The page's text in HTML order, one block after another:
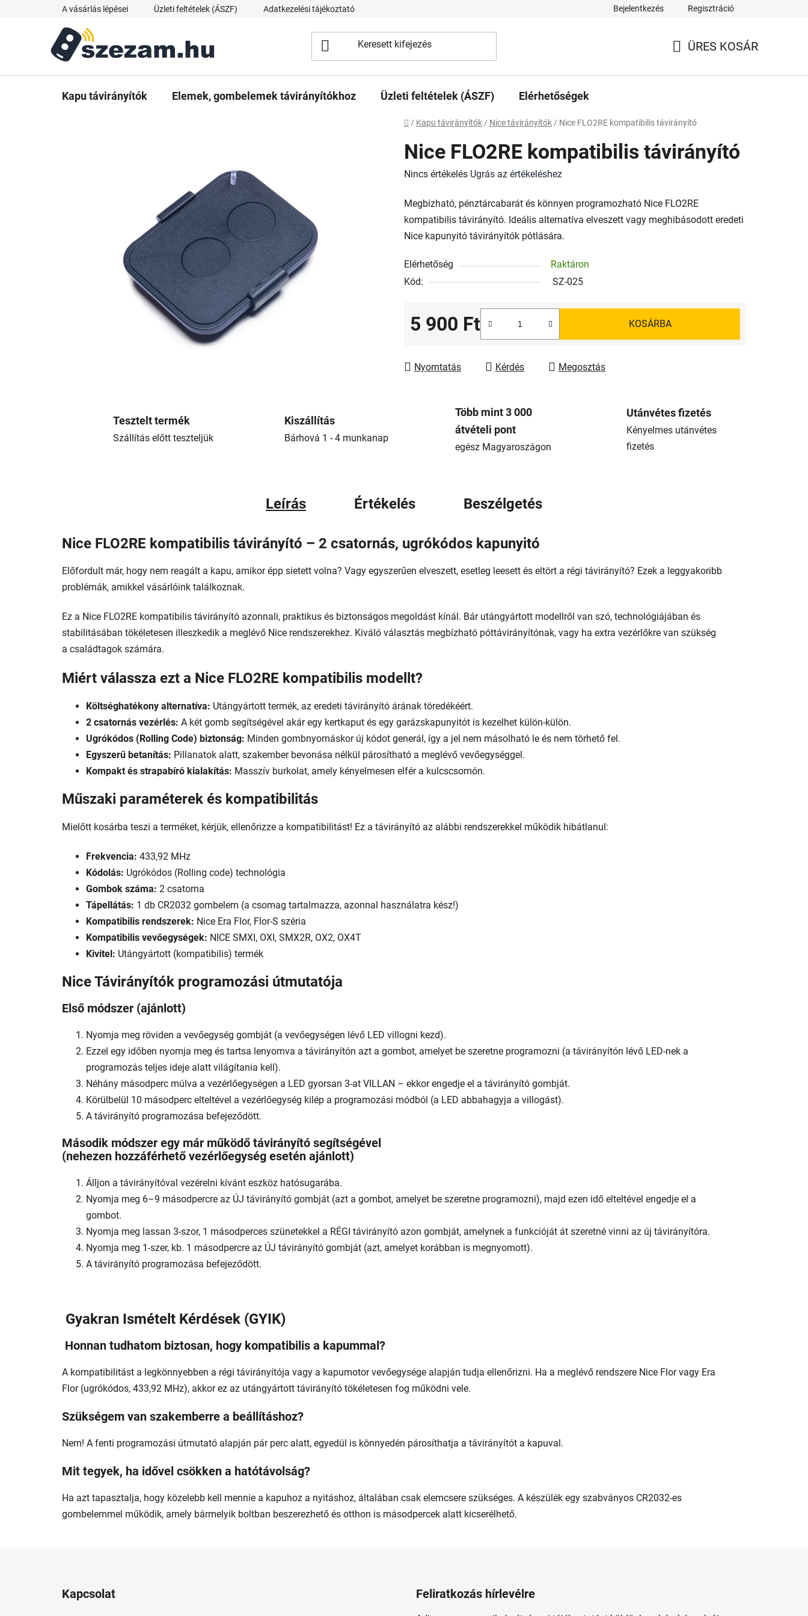
A vásárlás lépései Üzleti feltételek (ÁSZF) Adatkezelési tájékoztató Bejelentkezés Regisztráció
ÜRES KOSÁR
Kapu távirányítók Elemek, gombelemek távirányítókhoz Üzleti feltételek (ÁSZF) Elérhetőségek
Kezdőlap
/ Kapu távirányítók / Nice távirányítók / Nice FLO2RE kompatibilis távirányító
Nice FLO2RE kompatibilis távirányító
A
átlagos
értékelése
5-
0,0
csillag.
Nincs értékelés Ugrás az értékeléshez
Megbízható, pénztárcabarát és könnyen programozható Nice FLO2RE
kompatibilis távirányító. Ideális alternatíva elveszett vagy meghibásodott eredeti
Nice kapunyitó távirányítók pótlására.
Elérhetőség
Raktáron
Kód:
SZ-025
5 900 Ft KOSÁRBA
Nyomtatás Kérdés Megosztás
Tesztelt termék
Szállítás előtt teszteljük
Kiszállítás
Bárhová 1 - 4 munkanap
Több mint 3 000
átvételi pont
egész Magyaroszágon
Utánvétes fizetés
Kényelmes utánvétes
fizetés
Leírás Értékelés Beszélgetés
Nice FLO2RE kompatibilis távirányító – 2 csatornás, ugrókódos kapunyitó
Előfordult már, hogy nem reagált a kapu, amikor épp sietett volna? Vagy egyszerűen elveszett, esetleg leesett és eltört a régi távirányító? Ezek a leggyakoribb
problémák, amikkel vásárlóink találkoznak.
Ez a Nice FLO2RE kompatibilis távirányító azonnali, praktikus és biztonságos megoldást kínál. Bár utángyártott modellről van szó, technológiájában és
stabilitásában tökéletesen illeszkedik a meglévő Nice rendszerekhez. Kiváló választás megbízható póttávirányítónak, vagy ha extra vezérlőkre van szükség
a családtagok számára.
Miért válassza ezt a Nice FLO2RE kompatibilis modellt?
Költséghatékony alternatíva: Utángyártott termék, az eredeti távirányító árának töredékéért.
2 csatornás vezérlés: A két gomb segítségével akár egy kertkaput és egy garázskapunyitót is kezelhet külön-külön.
Ugrókódos (Rolling Code) biztonság: Minden gombnyomáskor új kódot generál, így a jel nem másolható le és nem törhető fel.
Egyszerű betanítás: Pillanatok alatt, szakember bevonása nélkül párosítható a meglévő vevőegységgel.
Kompakt és strapabíró kialakítás: Masszív burkolat, amely kényelmesen elfér a kulcscsomón.
Műszaki paraméterek és kompatibilitás
Mielőtt kosárba teszi a terméket, kérjük, ellenőrizze a kompatibilitást! Ez a távirányító az alábbi rendszerekkel működik hibátlanul:
Frekvencia: 433,92 MHz
Kódolás: Ugrókódos (Rolling code) technológia
Gombok száma: 2 csatorna
Tápellátás: 1 db CR2032 gombelem (a csomag tartalmazza, azonnal használatra kész!)
Kompatibilis rendszerek: Nice Era Flor, Flor-S széria
Kompatibilis vevőegységek: NICE SMXI, OXI, SMX2R, OX2, OX4T
Kivitel: Utángyártott (kompatibilis) termék
Nice Távirányítók programozási útmutatója
Első módszer (ajánlott)
Nyomja meg röviden a vevőegység gombját (a vevőegységen lévő LED villogni kezd).
Ezzel egy időben nyomja meg és tartsa lenyomva a távirányítón azt a gombot, amelyet be szeretne programozni (a távirányítón lévő LED-nek a
programozás teljes ideje alatt világítania kell).
Néhány másodperc múlva a vezérlőegységen a LED gyorsan 3-at VILLAN – ekkor engedje el a távirányító gombját.
Körülbelül 10 másodperc elteltével a vezérlőegység kilép a programozási módból (a LED abbahagyja a villogást).
A távirányító programozása befejeződött.
Második módszer egy már működő távirányító segítségével
(nehezen hozzáférhető vezérlőegység esetén ajánlott)
Álljon a távirányítóval vezérelni kívánt eszköz hatósugarába.
Nyomja meg 6–9 másodpercre az ÚJ távirányító gombját (azt a gombot, amelyet be szeretne programozni), majd ezen idő elteltével engedje el a
gombot.
Nyomja meg lassan 3-szor, 1 másodperces szünetekkel a RÉGI távirányító azon gombját, amelynek a funkcióját át szeretné vinni az új távirányítóra.
Nyomja meg 1-szer, kb. 1 másodpercre az ÚJ távirányító gombját (azt, amelyet korábban is megnyomott).
A távirányító programozása befejeződött.
Gyakran Ismételt Kérdések (GYIK)
Honnan tudhatom biztosan, hogy kompatibilis a kapummal?
A kompatibilitást a legkönnyebben a régi távirányítója vagy a kapumotor vevőegysége alapján tudja ellenőrizni. Ha a meglévő rendszere Nice Flor vagy Era
Flor (ugrókódos, 433,92 MHz), akkor ez az utángyártott távirányító tökéletesen fog működni vele.
Szükségem van szakemberre a beállításhoz?
Nem! A fenti programozási útmutató alapján pár perc alatt, egyedül is könnyedén párosíthatja a távirányítót a kapuval.
Mit tegyek, ha idővel csökken a hatótávolság?
Ha azt tapasztalja, hogy közelebb kell mennie a kapuhoz a nyitáshoz, általában csak elemcsere szükséges. A készülék egy szabványos CR2032-es
gombelemmel működik, amely bármelyik boltban beszerezhető és otthon is másodpercek alatt kicserélhető.
Kapcsolat Feliratkozás hírlevélre